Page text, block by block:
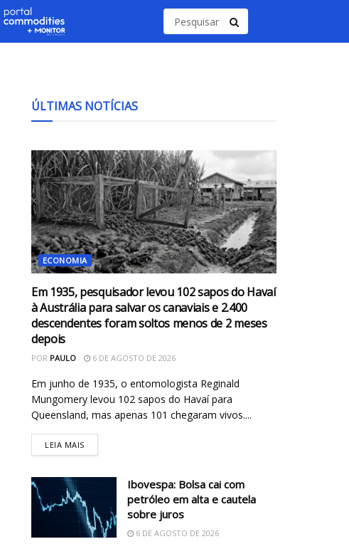
ÚLTIMAS NOTÍCIAS
ECONOMIA
Em 1935, pesquisador levou 102 sapos do Havaí
à Austrália para salvar os canaviais e 2.400
descendentes foram soltos menos de 2 meses
depois
POR PAULO 6 DE AGOSTO DE 2026
Em junho de 1935, o entomologista Reginald
Mungomery levou 102 sapos do Havaí para
Queensland, mas apenas 101 chegaram vivos....
LEIA MAIS
Ibovespa: Bolsa cai com
petróleo em alta e cautela
sobre juros
6 DE AGOSTO DE 2026